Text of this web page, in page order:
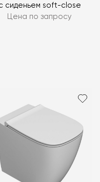
сиденьем soft-close
Цена по запросу